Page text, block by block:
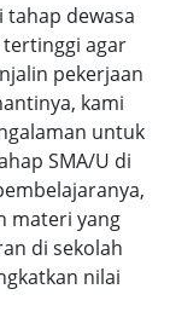
dewasa
agar
pekerjaan
kami
untuk
SMA/U di
materi yang
di sekolah
nilai